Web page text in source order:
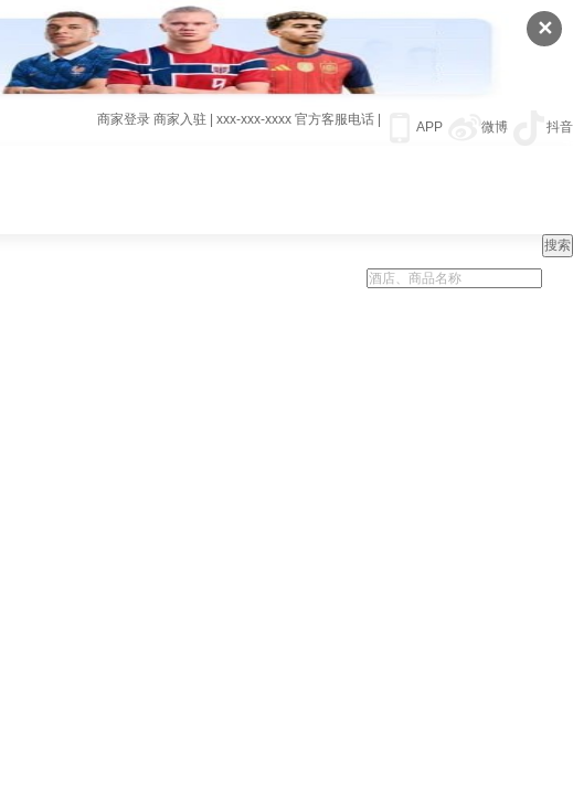
✕
APP 微博 抖音
商家登录 商家入驻 xxx-xxx-xxxx 官方客服电话